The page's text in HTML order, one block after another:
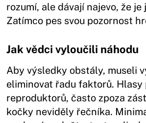
rozumí, ale dávají najevo, že je
Zatímco pes svou pozornost
Jak vědci vyloučili náhodu
Aby výsledky obstály, museli
eliminovat řadu faktorů. Hlasy
reproduktorů, často zpoza
kočky neviděly řečníka.